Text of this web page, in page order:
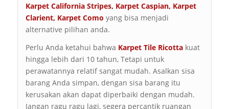
Karpet California Stripes, Karpet Caspian, Karpet
Clarient, Karpet Como yang bisa menjadi
alternative pilihan anda.
Perlu Anda ketahui bahwa Karpet Tile Ricottakuat
hingga lebih dari 10 tahun, Tetapi untuk
perawatannya relatif sangat mudah. Asalkan sisa
barang Anda simpan, dengan sisa barang itu
kerusakan akan dapat diperbaiki dengan mudah.
Jangan ragu ragu lagi, segera percantik ruangan